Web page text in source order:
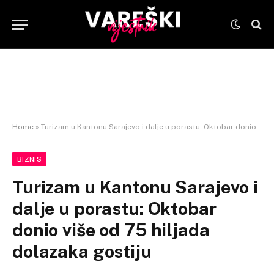
Home » Turizam u Kantonu Sarajevo i dalje u porastu: Oktobar donio više od 75 hiljada dolazaka gostiju
BIZNIS
Turizam u Kantonu Sarajevo i
dalje u porastu: Oktobar
donio više od 75 hiljada
dolazaka gostiju